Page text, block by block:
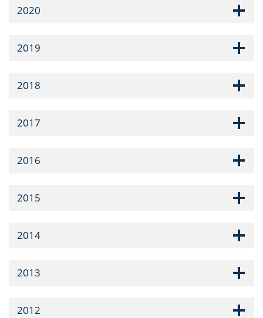
2020
2019
2018
2017
2016
2015
2014
2013
2012